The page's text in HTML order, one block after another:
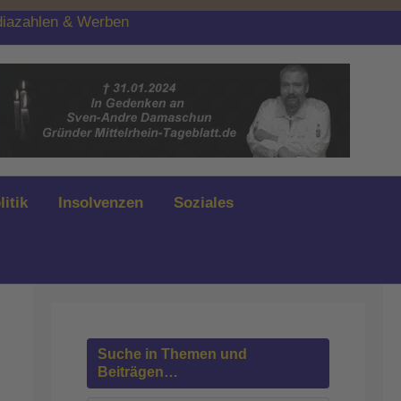
& Werben
Insolvenzen Soziales
Suche in Themen und
Beiträgen…